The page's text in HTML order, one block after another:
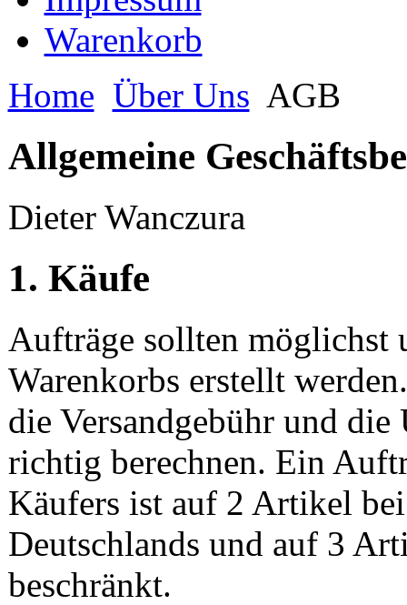
Warenkorb
Home Über Uns AGB
Allgemeine
Dieter Wanczura
1. Käufe
Aufträge sollten möglichst
Warenkorbs erstellt
die Versandgebühr und die
richtig berechnen. Ein
Käufers ist auf 2 Artikel
Deutschlands und auf 3
beschränkt.